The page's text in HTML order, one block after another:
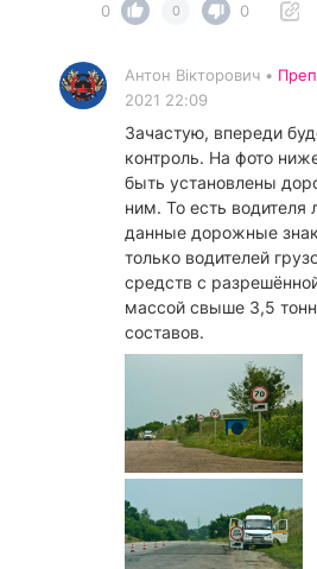
0 0 0
Антон Вікторович •
2021 22:09
Зачастую, впереди
контроль. На фото
быть установлены
ним. То есть водителя
данные дорожные
только водителей
средств с
массой свыше 3,5
составов.